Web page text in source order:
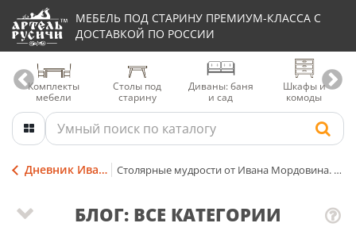
МЕБЕЛЬ ПОД СТАРИНУ ПРЕМИУМ-КЛАССА С
ДОСТАВКОЙ ПО РОССИИ
Комплекты
мебели
Столы под
старину
Диваны: баня
и сад
Шкафы и
комоды
Дневник Ивана Мордовина Столярные мудрости от Ивана Мордовина. Смысл жизни прост, как табуретка
БЛОГ: ВСЕ КАТЕГОРИИ